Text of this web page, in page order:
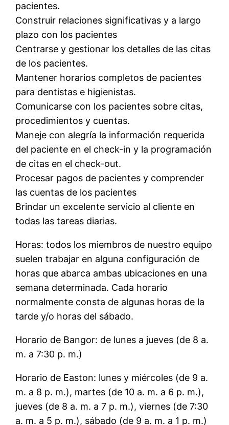
pacientes.
Construir relaciones significativas y a largo
plazo con los pacientes
Centrarse y gestionar los detalles de las citas
de los pacientes.
Mantener horarios completos de pacientes
para dentistas e higienistas.
Comunicarse con los pacientes sobre citas,
procedimientos y cuentas.
Maneje con alegría la información requerida
del paciente en el check-in y la programación
de citas en el check-out.
Procesar pagos de pacientes y comprender
las cuentas de los pacientes
Brindar un excelente servicio al cliente en
todas las tareas diarias.
Horas: todos los miembros de nuestro equipo
suelen trabajar en alguna configuración de
horas que abarca ambas ubicaciones en una
semana determinada. Cada horario
normalmente consta de algunas horas de la
tarde y/o horas del sábado.
Horario de Bangor: de lunes a jueves (de 8 a.
m. a 7:30 p. m.)
Horario de Easton: lunes y miércoles (de 9 a.
m. a 8 p. m.), martes (de 10 a. m. a 6 p. m.),
jueves (de 8 a. m. a 7 p. m.), viernes (de 7:30
a. m. a 5 p. m.), sábado (de 9 a. m. a 1 p. m.)